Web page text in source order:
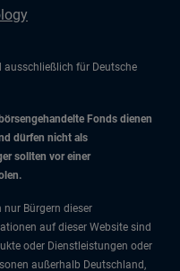
ausschließlich für Deutsche
Fonds dienen
dürfen nicht als
sollten vor einer
nur Bürgern dieser
auf dieser Website sind
oder Dienstleistungen oder
außerhalb Deutschland,